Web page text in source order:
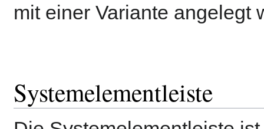
mit einer Variante angelegt
Systemelementleiste